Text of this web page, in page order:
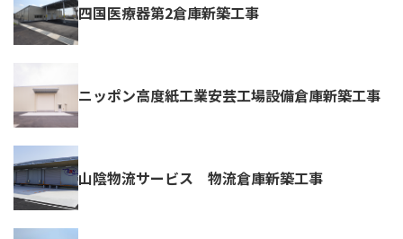
四国医療器第2倉庫新築工事
ニッポン高度紙工業安芸工場設備倉庫新築工事
山陰物流サービス 物流倉庫新築工事